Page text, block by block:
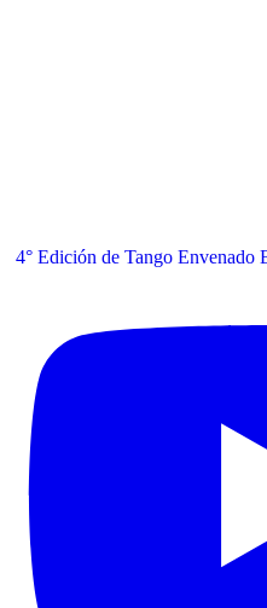
4° Edición de Tango Envenado